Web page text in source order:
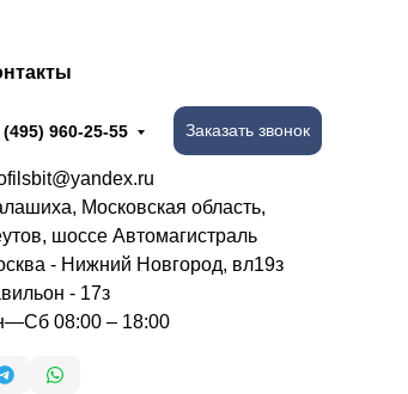
(495) 960-25-55 Заказать звонок
Московская область,
шоссе Автомагистраль
- Нижний Новгород, вл19з
- 17з
08:00 – 18:00